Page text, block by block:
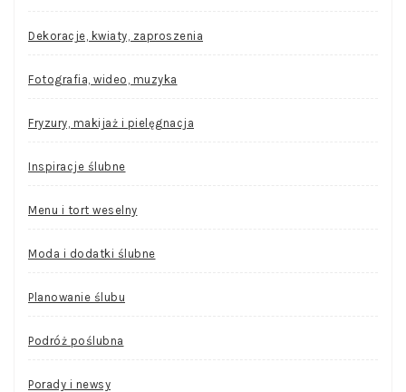
Dekoracje, kwiaty, zaproszenia
Fotografia, wideo, muzyka
Fryzury, makijaż i pielęgnacja
Inspiracje ślubne
Menu i tort weselny
Moda i dodatki ślubne
Planowanie ślubu
Podróż poślubna
Porady i newsy